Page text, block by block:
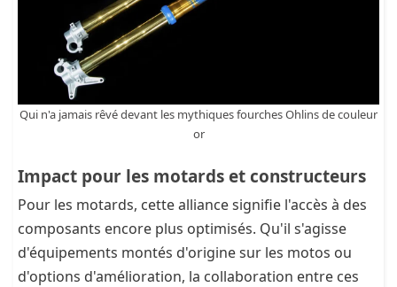
Qui n'a jamais rêvé devant les mythiques fourches Ohlins de couleur
or
Impact pour les motards et constructeurs
Pour les motards, cette alliance signifie l'accès à des
composants encore plus optimisés. Qu'il s'agisse
d'équipements montés d'origine sur les motos ou
d'options d'amélioration, la collaboration entre ces